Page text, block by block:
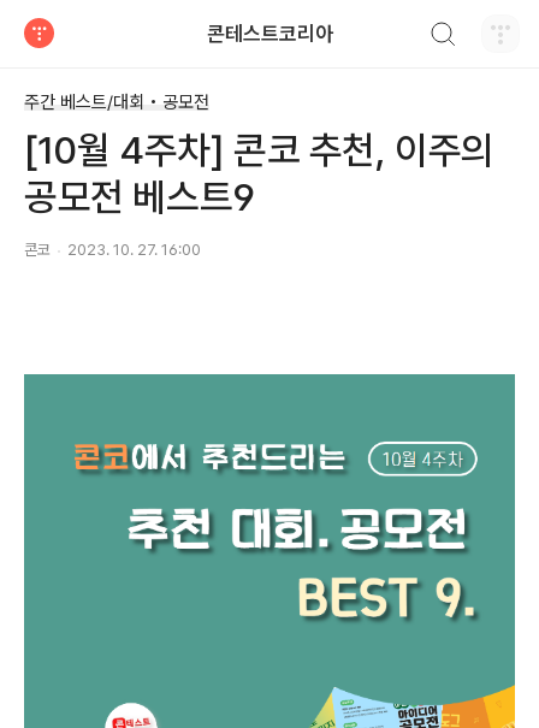
콘테스트코리아
주간 베스트/대회 • 공모전
[10월 4주차] 콘코 추천, 이주의
공모전 베스트9
콘코 2023. 10. 27. 16:00